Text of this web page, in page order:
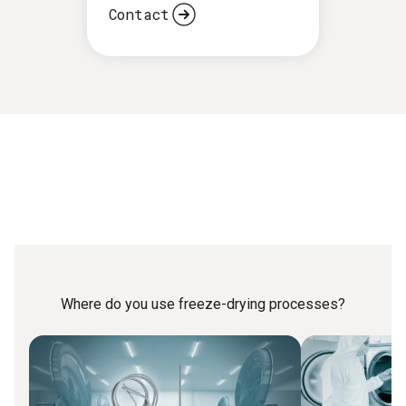
umgewandelt, um den Wassergehalt auf 0,5 – 3 % zu
Contact
Where do you use freeze-drying processes?